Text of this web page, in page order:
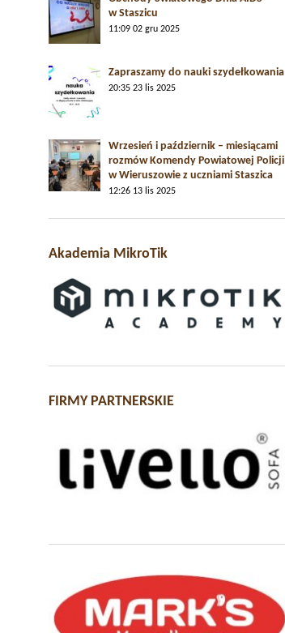
w Staszicu
11:09 02 gru 2025
Zapraszamy do nauki szydełkowania
20:35 23 lis 2025
Wrzesień i październik – miesiącami
rozmów Komendy Powiatowej Policji
w Wieruszowie z uczniami Staszica
12:26 13 lis 2025
Akademia MikroTik
FIRMY PARTNERSKIE